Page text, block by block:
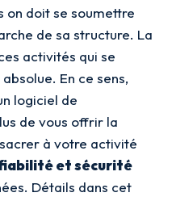
on doit se soumettre
de sa structure. La
activités qui se
En ce sens,
logiciel de
de vous offrir la
à votre activité
et sécurité
Détails dans cet